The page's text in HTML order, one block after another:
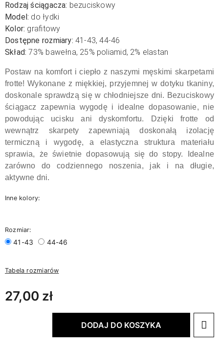
Rodzaj ściągacza: bezuciskowy
Model: do łydki
Kolor: grafitowy
Dostępne rozmiary: 41-43, 44-46
Skład: 73% bawełna, 25% poliamid, 2% elastan
Postaw na komfort i ciepło z naszymi męskimi skarpetami
frotte! Wykonane z miękkiej, przyjemnej w dotyku tkaniny,
doskonale sprawdzą się w chłodniejsze dni. Bezuciskowy
ściągacz zapewnia wygodę i idealne dopasowanie, nie
powodując ucisku ani dyskomfortu. Dzięki frotte od
wewnątrz skarpety zapewniają doskonałą izolację
termiczną i wygodę, a elastyczna struktura materiału
sprawia, że świetnie dopasowują się do stopy. Idealne
zarówno do codziennego noszenia, jak i na długie,
aktywne dni.
Inne kolory:
Rozmiar:
41-43 44-46
Tabela rozmiarów
27,00 zł
DODAJ DO KOSZYKA